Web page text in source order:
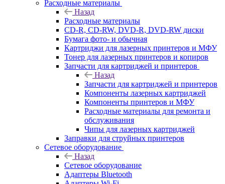
Расходные материалы
Назад
Расходные материалы
CD-R, CD-RW, DVD-R, DVD-RW диски
Бумага фото- и обычная
Картриджи для лазерных принтеров и МФУ
Тонер для лазерных принтеров и копиров
Запчасти для картриджей и принтеров
Назад
Запчасти для картриджей и принтеров
Компоненты лазерных картриджей
Компоненты принтеров и МФУ
Расходные материалы для ремонта и
обслуживания
Чипы для лазерных картриджей
Заправки для струйных принтеров
Сетевое оборудование
Назад
Сетевое оборудование
Адаптеры Bluetooth